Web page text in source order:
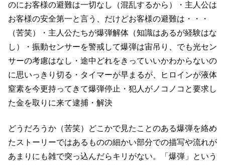
のにお客様の避難は一切なし（混乱するから）
・主人公は
お客様の安全第一と言う、だけどお客様の避難は・・・
（苦笑）
・主人公たちが爆弾解体（知識はあるが経験はな
し）
・振動センサーを警戒して爆弾は宙吊り、でも光セン
サーの考慮はなし ・途中どれをきっていいかわからないの
に思いっきり切る ・タイマーが早まるが、ヒロインが液体
窒素を今更持ってきて爆弾停止 ・犯人がノコノコと要求し
た金を取りに来て逮捕 ・解決
どうだろうか（苦笑）
どこかで見たことのある爆弾を絡め
たストーリーではあるものの細かい部分での描写や流れが
あまりにも雑で突っ込んだらキリがない。
「爆弾」という